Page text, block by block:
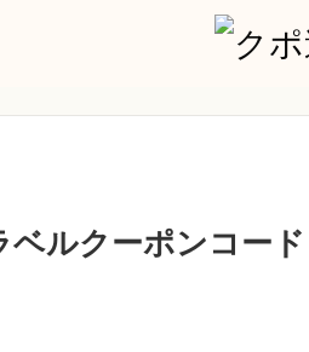
ベルクーポンコー